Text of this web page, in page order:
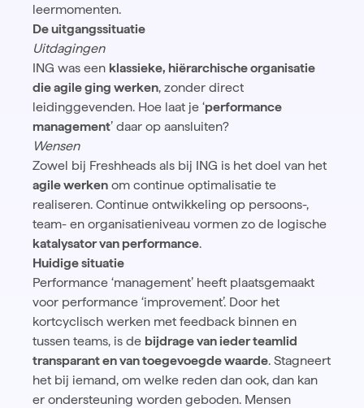
leermomenten.
De uitgangssituatie
Uitdagingen
ING was een klassieke, hiërarchische organisatie
die agile ging werken, zonder direct
leidinggevenden. Hoe laat je ‘performance
management’ daar op aansluiten?
Wensen
Zowel bij Freshheads als bij ING is het doel van het
agile werken om continue optimalisatie te
realiseren. Continue ontwikkeling op persoons-,
team- en organisatieniveau vormen zo de logische
katalysator van performance.
Huidige situatie
Performance ‘management’ heeft plaatsgemaakt
voor performance ‘improvement’. Door het
kortcyclisch werken met feedback binnen en
tussen teams, is de bijdrage van ieder teamlid
transparant en van toegevoegde waarde. Stagneert
het bij iemand, om welke reden dan ook, dan kan
er ondersteuning worden geboden. Mensen